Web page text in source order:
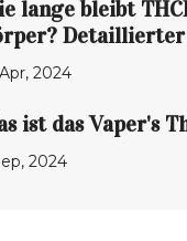
lange bleibt
Wirkungsdauer
2024
ist das Vaper's
2024